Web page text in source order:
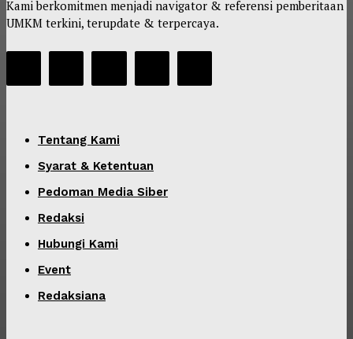
Kami berkomitmen menjadi navigator & referensi pemberitaan
UMKM terkini, terupdate & terpercaya.
Tentang Kami
Syarat & Ketentuan
Pedoman Media Siber
Redaksi
Hubungi Kami
Event
Redaksiana